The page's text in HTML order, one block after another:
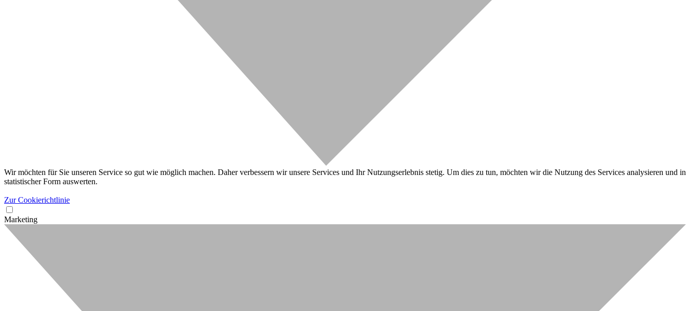
Wir möchten für Sie unseren Service so gut wie möglich machen. Daher verbessern wir unsere Services und Ihr Nutzungserlebnis stetig. Um dies zu tun, möchten wir die Nutzung des Services analysieren und in
statistischer Form auswerten.
Zur Cookierichtlinie
Marketing